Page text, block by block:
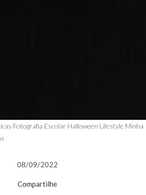
Fotografia Escolar Halloween Lifestyle Minha
08/09/2022
Compartilhe